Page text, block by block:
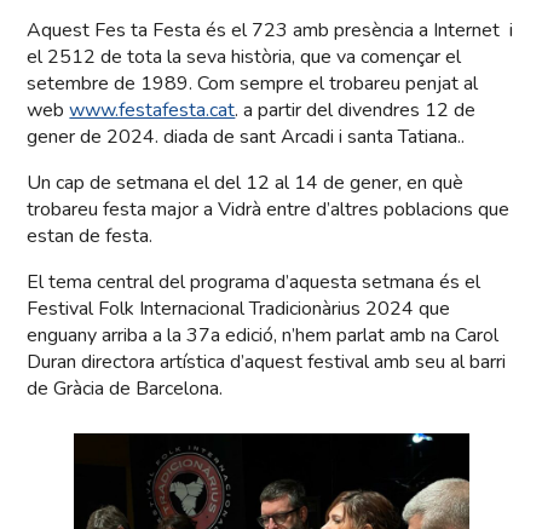
Aquest Fes ta Festa és el 723 amb presència a Internet i
el 2512 de tota la seva història, que va començar el
setembre de 1989. Com sempre el trobareu penjat al
webwww.festafesta.cat. a partir del divendres 12 de
gener de 2024. diada de sant Arcadi i santa Tatiana..
Un cap de setmana el del 12 al 14 de gener, en què
trobareu festa major a Vidrà entre d’altres poblacions que
estan de festa.
El tema central del programa d’aquesta setmana és el
Festival Folk Internacional Tradicionàrius 2024 que
enguany arriba a la 37a edició, n’hem parlat amb na Carol
Duran directora artística d’aquest festival amb seu al barri
de Gràcia de Barcelona.